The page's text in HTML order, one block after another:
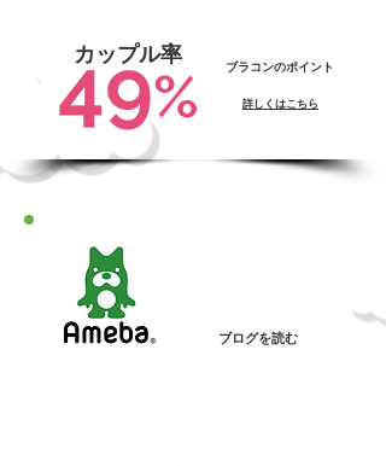
ブラコンのポイント
詳しくはこちら
カップル率
49%
ブログを読む